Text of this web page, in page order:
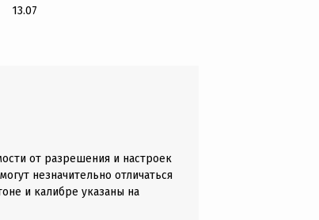
13.07
от разрешения и настроек
незначительно отличаться
и калибре указаны на